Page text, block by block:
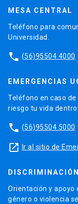
MESA CENTRAL
Teléfono para
Universidad.
phone (56)95504 4000
EMERGENCIAS
Teléfono en caso
riesgo tu vida
phone (56)95504 5000
launch Ir al sitio de
Orientación y apoyo
género o violencia